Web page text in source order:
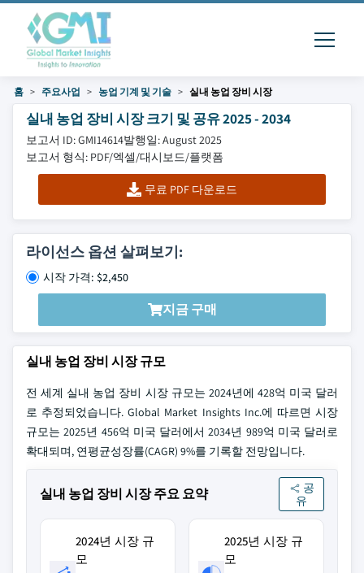
홈 주요사업 농업 기계 및 기술 실내 농업 장비 시장
실내 농업 장비 시장 크기 및 공유 2025 - 2034
보고서 ID: GMI14614발행일: August 2025
보고서 형식: PDF/엑셀/대시보드/플랫폼
무료 PDF 다운로드
라이선스 옵션 살펴보기:
시작 가격: $2,450
지금 구매
실내 농업 장비 시장 규모
전 세계 실내 농업 장비 시장 규모는 2024년에 428억 미국 달러
로 추정되었습니다. Global Market Insights Inc.에 따르면 시장
규모는 2025년 456억 미국 달러에서 2034년 989억 미국 달러로
확대되며, 연평균성장률(CAGR) 9%를 기록할 전망입니다.
실내 농업 장비 시장 주요 요약
공
유
2024년 시장 규
모
2025년 시장 규
모